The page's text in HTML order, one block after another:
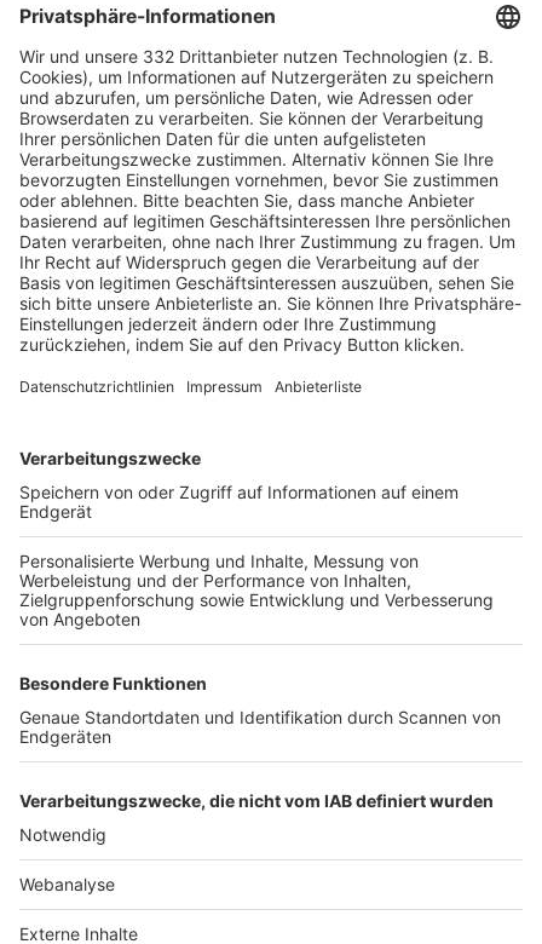
HÄUFIG BESUCHTE SEITEN
Pässe und Vereinswechsel
Trainerausbildung
Schulungsangebot Vereinsmitarbeiter
BFV-Geschäftsstellen
Trainerbörse
Login SpielPlus
FOLGE DEM BFV
TOP-VEREINE
TOP-PARTNER
Nutzungsbedingungen Datenschutz Impressum